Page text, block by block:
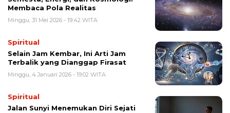
Membaca Pola Realitas
Minggu, 31 Mei 2026 - 19:42 WITA
Spiritual
Selain Jam Kembar, Ini Arti Jam
Terbalik yang Dianggap Firasat
Minggu, 4 Januari 2026 - 19:02 WITA
Spiritual
Jalan Sunyi Menemukan Diri Sejati